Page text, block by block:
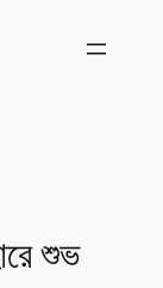
শুভ